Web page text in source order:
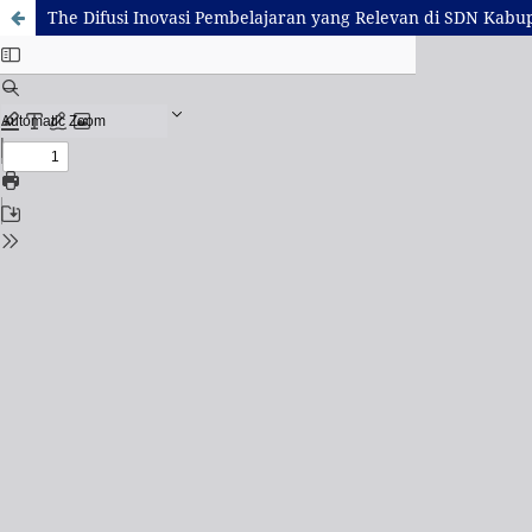
The Difusi Inovasi Pembelajaran yang Relevan di SDN